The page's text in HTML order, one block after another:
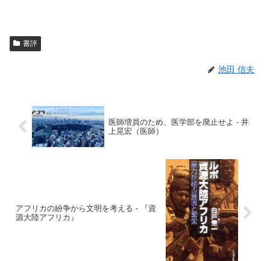
書評
池田 信夫
医師増員のため、医学部を廃止せよ - 井
上晃宏（医師）
アフリカの紛争から文明を考える - 『資
源大陸アフリカ』